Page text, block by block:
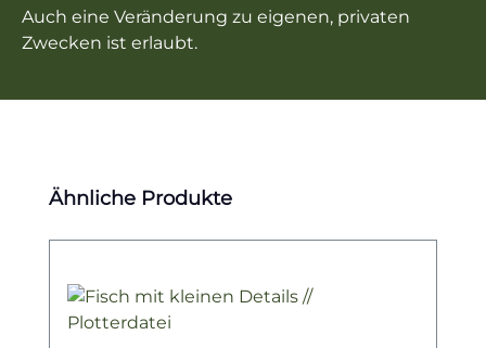
Auch eine Veränderung zu eigenen, privaten
Zwecken ist erlaubt.
Produktgalerie überspringen
Ähnliche Produkte